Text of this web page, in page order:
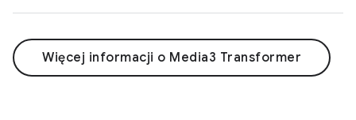
Więcej informacji o Media3 Transformer